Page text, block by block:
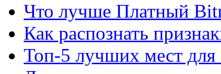
Что лучше Платный
Как распознать
Топ-5 лучших мест для